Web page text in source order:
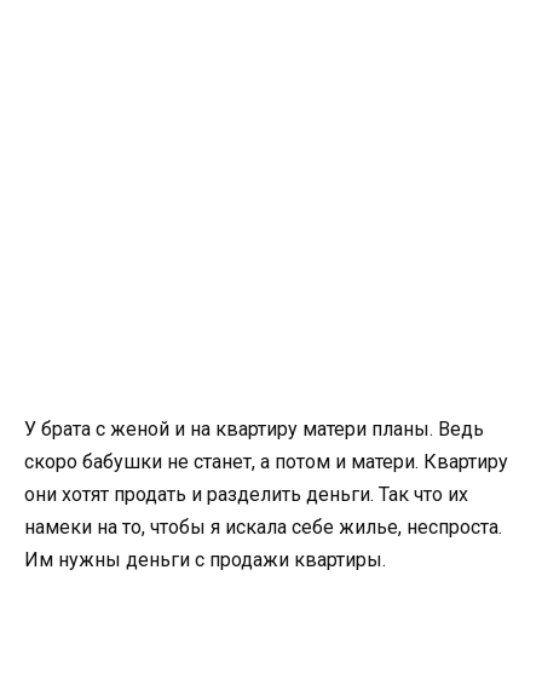
У брата с женой и на квартиру матери планы. Ведь
скоро бабушки не станет, а потом и матери. Квартиру
они хотят продать и разделить деньги. Так что их
намеки на то, чтобы я искала себе жилье, неспроста.
Им нужны деньги с продажи квартиры.